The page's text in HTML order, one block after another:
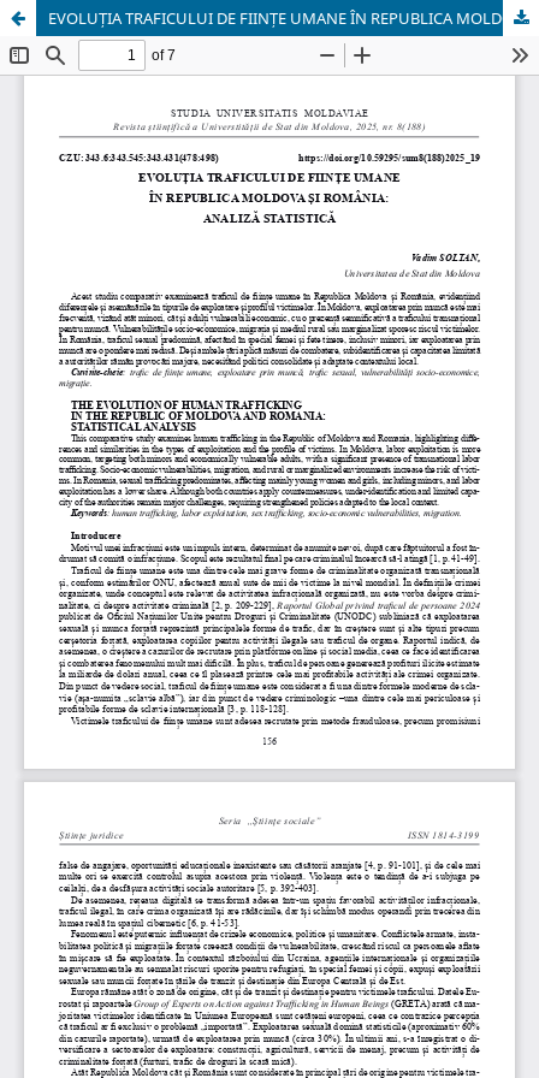
EVOLUȚIA TRAFICULUI DE FIINȚE UMANE ÎN REPUBLICA MOLDOVA ȘI ROMÂNIA: ANALIZĂ STATISTICĂ